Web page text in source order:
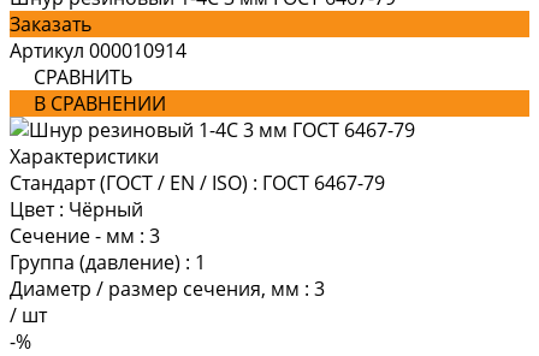
Заказать
Артикул 000010914
СРАВНИТЬ
В СРАВНЕНИИ
Характеристики
Стандарт (ГОСТ / EN / ISO) : ГОСТ 6467-79
Цвет : Чёрный
Сечение - мм : 3
Группа (давление) : 1
Диаметр / размер сечения, мм : 3
/ шт
-%